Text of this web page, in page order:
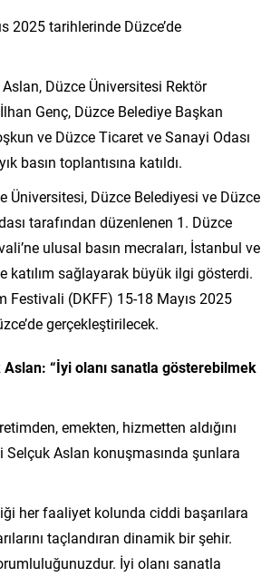
2025 tarihlerinde Düzce’de
Düzce Üniversitesi Rektör
İlhan Genç, Düzce Belediye Başkan
ve Düzce Ticaret ve Sanayi Odası
basın toplantısına katıldı.
Üniversitesi, Düzce Belediyesi ve Düzce
tarafından düzenlenen 1. Düzce
ulusal basın mecraları, İstanbul ve
katılım sağlayarak büyük ilgi gösterdi.
Festivali (DKFF) 15-18 Mayıs 2025
gerçekleştirilecek.
“İyi olanı sanatla gösterebilmek
emekten, hizmetten aldığını
Selçuk Aslan konuşmasında şunlara
her faaliyet kolunda ciddi başarılara
taçlandıran dinamik bir şehir.
İyi olanı sanatla